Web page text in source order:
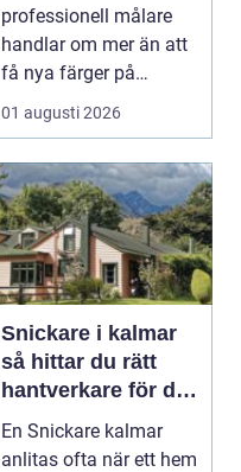
professionell målare
handlar om mer än att
få nya färger på
väggarna. En kunnig
hantve...
01 augusti 2026
Snickare i kalmar
så hittar du rätt
hantverkare för ditt
byggprojekt
En Snickare kalmar
anlitas ofta när ett hem